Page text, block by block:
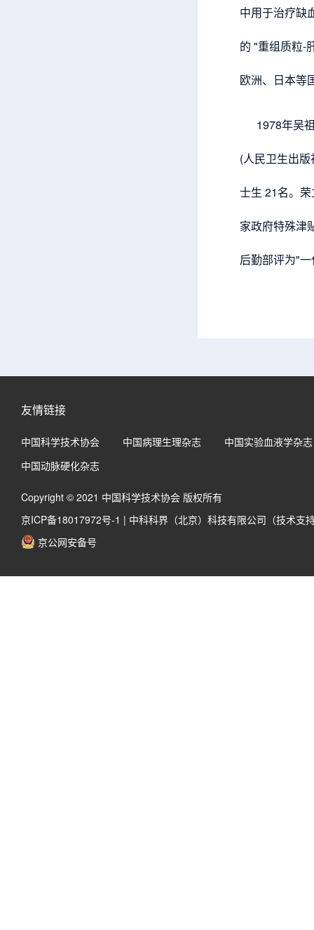
中用于治疗缺
的 "重组质粒-
欧洲、日本等
1978年吴祖
(人民卫生出
士生 21名。
家政府特殊津
后勤部评为"
友情链接
中国科学技术协会 中国病理生理杂志
中国实验血液学杂志
中国动脉硬化杂志
Copyright © 2021 中国科学技术协会 版权所有
京ICP备18017972号-1 | 中科科界（北京）科技有限公司（技术支
京公网安备号